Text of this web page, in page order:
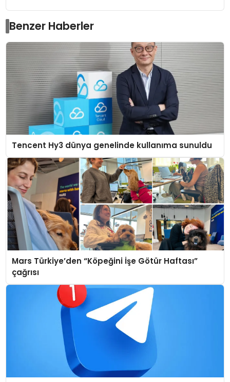
Benzer Haberler
Tencent Hy3 dünya genelinde kullanıma sunuldu
Mars Türkiye’den “Köpeğini İşe Götür Haftası”
çağrısı